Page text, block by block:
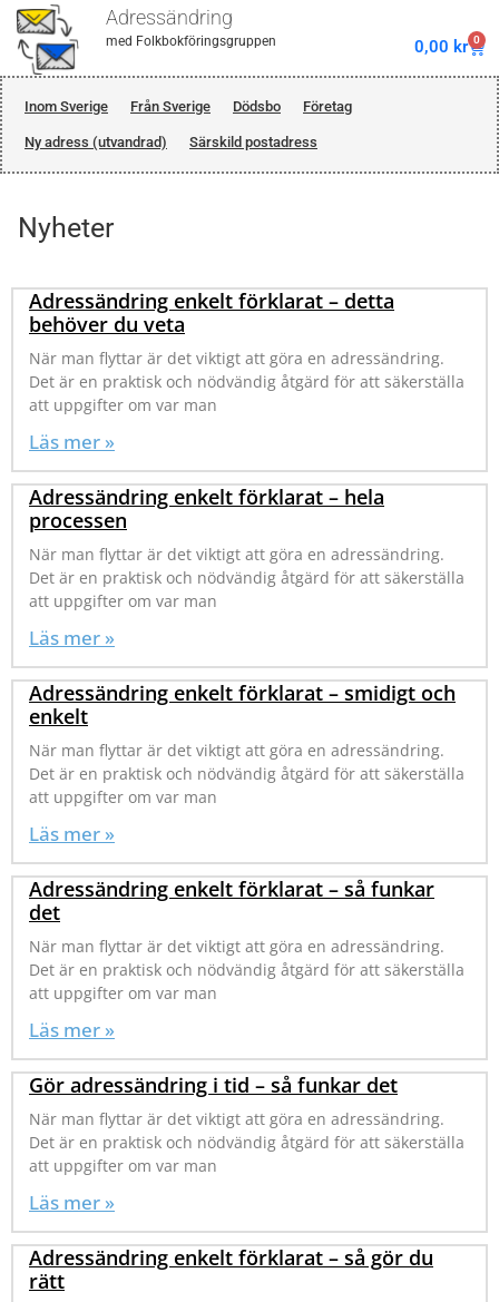
Adressändring
med Folkbokföringsgruppen 0,00 kr 0
Inom Sverige Från Sverige Dödsbo Företag
Ny adress (utvandrad) Särskild postadress
Nyheter
Adressändring enkelt förklarat – detta
behöver du veta
När man flyttar är det viktigt att göra en adressändring.
Det är en praktisk och nödvändig åtgärd för att säkerställa
att uppgifter om var man
Läs mer »
Adressändring enkelt förklarat – hela
processen
När man flyttar är det viktigt att göra en adressändring.
Det är en praktisk och nödvändig åtgärd för att säkerställa
att uppgifter om var man
Läs mer »
Adressändring enkelt förklarat – smidigt och
enkelt
När man flyttar är det viktigt att göra en adressändring.
Det är en praktisk och nödvändig åtgärd för att säkerställa
att uppgifter om var man
Läs mer »
Adressändring enkelt förklarat – så funkar
det
När man flyttar är det viktigt att göra en adressändring.
Det är en praktisk och nödvändig åtgärd för att säkerställa
att uppgifter om var man
Läs mer »
Gör adressändring i tid – så funkar det
När man flyttar är det viktigt att göra en adressändring.
Det är en praktisk och nödvändig åtgärd för att säkerställa
att uppgifter om var man
Läs mer »
Adressändring enkelt förklarat – så gör du
rätt